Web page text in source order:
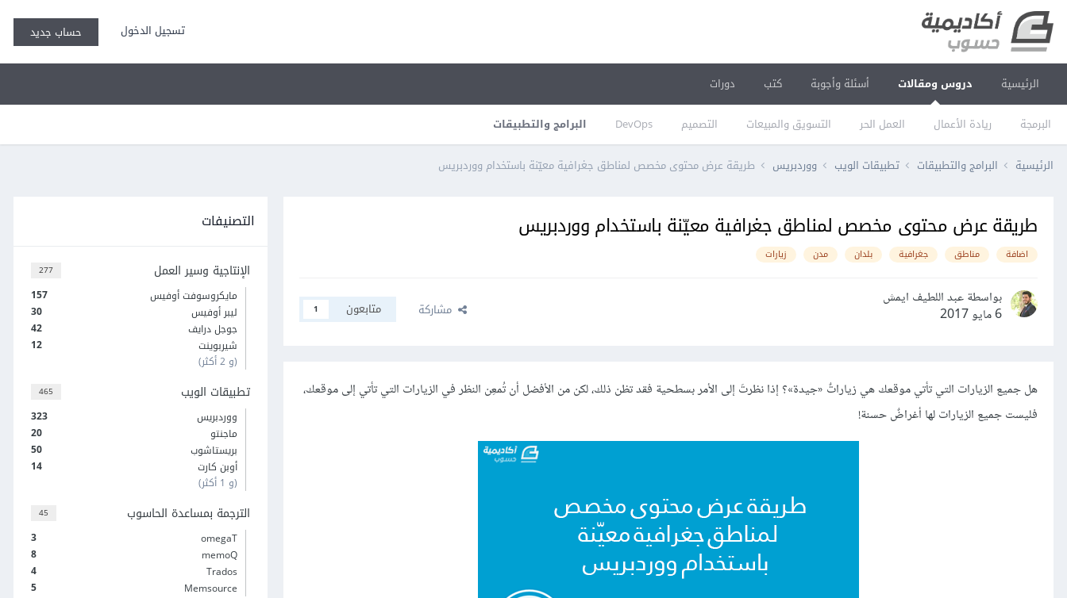
تسجيل الدخول حساب جديد
الرئيسية دروس ومقالات
البرمجة ريادة الأعمال العمل الحر التسويق والمبيعات التصميم DevOps البرامج والتطبيقات
أسئلة وأجوبة كتب دورات
الرئيسية البرامج والتطبيقات تطبيقات الويب ووردبريس طريقة عرض محتوى مخصص لمناطق جغرافية معيّنة باستخدام ووردبريس
طريقة عرض محتوى مخصص لمناطق جغرافية معيّنة باستخدام ووردبريس
اضافة مناطق جغرافية بلدان مدن زيارات
بواسطة عبد اللطيف ايمش
6 مايو 2017
مشاركة متابعون 1
هل جميع الزيارات التي تأتي موقعك هي زياراتٌ «جيدة»؟ إذا نظرتَ إلى الأمر بسطحية فقد تظن ذلك، لكن من الأفضل أن تُمعِن النظر في الزيارات التي تأتي إلى موقعك،
فليست جميع الزيارات لها أغراضٌ حسنة!
التصنيفات
277 الإنتاجية وسير العمل
157
مايكروسوفت أوفيس
30
ليبر أوفيس
42
جوجل درايف
12
شيربوينت
(و 2 أكثر)
465 تطبيقات الويب
323
ووردبريس
20
ماجنتو
50
بريستاشوب
14
أوبن كارت
(و 1 أكثر)
45 الترجمة بمساعدة الحاسوب
3
omegaT
8
memoQ
4
Trados
5
Memsource